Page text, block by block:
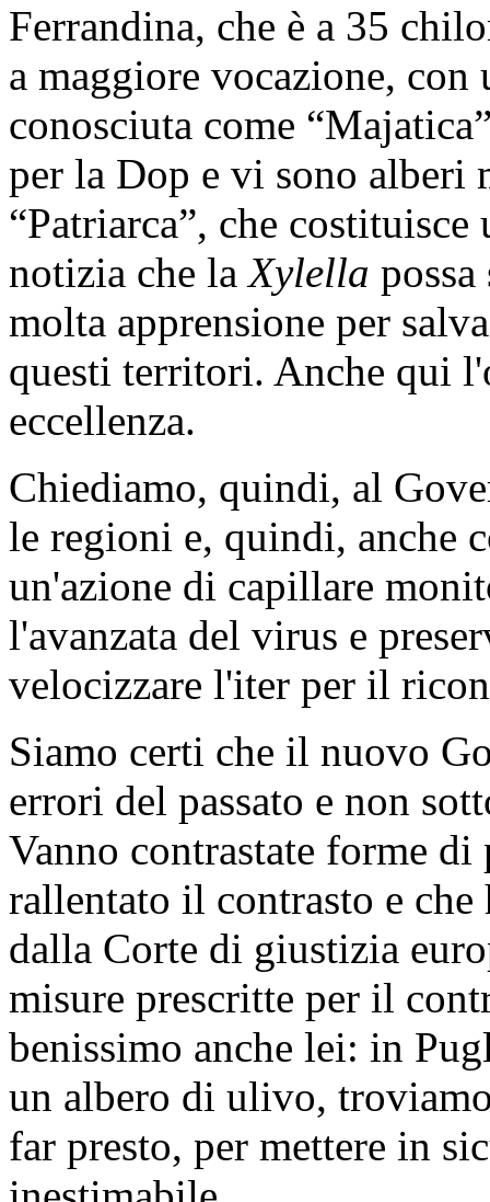
Ferrandina, che è a 35
a maggiore vocazione,
conosciuta come
per la Dop e vi sono alberi
“Patriarca”, che
notizia che la Xylella
molta apprensione per
questi territori. Anche qui
eccellenza.
Chiediamo, quindi, al
le regioni e, quindi, anche
un'azione di capillare
l'avanzata del virus e
velocizzare l'iter per il
Siamo certi che il nuovo
errori del passato e non
Vanno contrastate forme di
rallentato il contrasto e
dalla Corte di giustizia
misure prescritte per il
benissimo anche lei: in
un albero di ulivo,
far presto, per mettere in